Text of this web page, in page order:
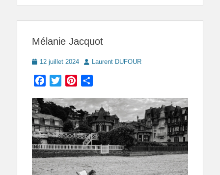
Mélanie Jacquot
Posted
12 juillet 2024 AuthorLaurent DUFOUR
Facebook
TwitterPinterest